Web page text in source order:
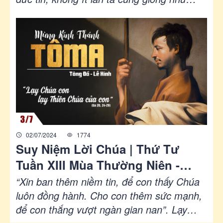
vào sự hiện diện và tình yêu của Chúa.
Nhưng điều an ủi là: dù ta yếu đuối hay khô
khan, Chúa vẫn kiên nhẫn yêu thương, vẫn
chờ đợi và không ngừng đi bước trước để
gặp gỡ ta. “Phúc thay những người không
thấy mà tin!” (c. 29), đó là lời mời gọi sống
đức tin trong tình thân mật và tín thác...
02/07/2024 1774
Suy Niệm Lời Chúa | Thứ Tư
Tuần XIII Mùa Thường Niên -
THÁNH TÔMA, tông đồ - Lễ kính
| Ga 20,24-29 | Phút Cầu Nguyện
“Xin ban thêm niềm tin, để con thấy Chúa
luôn đồng hành. Cho con thêm sức mạnh,
để con thắng vượt ngàn gian nan”. Lạy